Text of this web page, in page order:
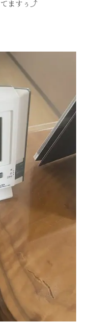
てますぅ⤴